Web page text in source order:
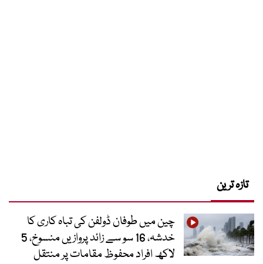
تازہ ترین
چین میں طوفان ڈولفن کی تباہ کاری کا
خدشہ، 16 سو سے زائد پروازیں منسوخ، 5
لاکھ افراد محفوظ مقامات پر منتقل